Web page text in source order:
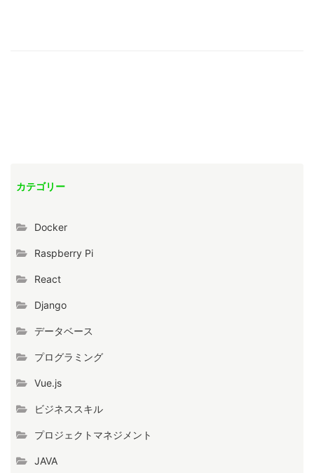
カテゴリー
Docker
Raspberry Pi
React
Django
データベース
プログラミング
Vue.js
ビジネススキル
プロジェクトマネジメント
JAVA